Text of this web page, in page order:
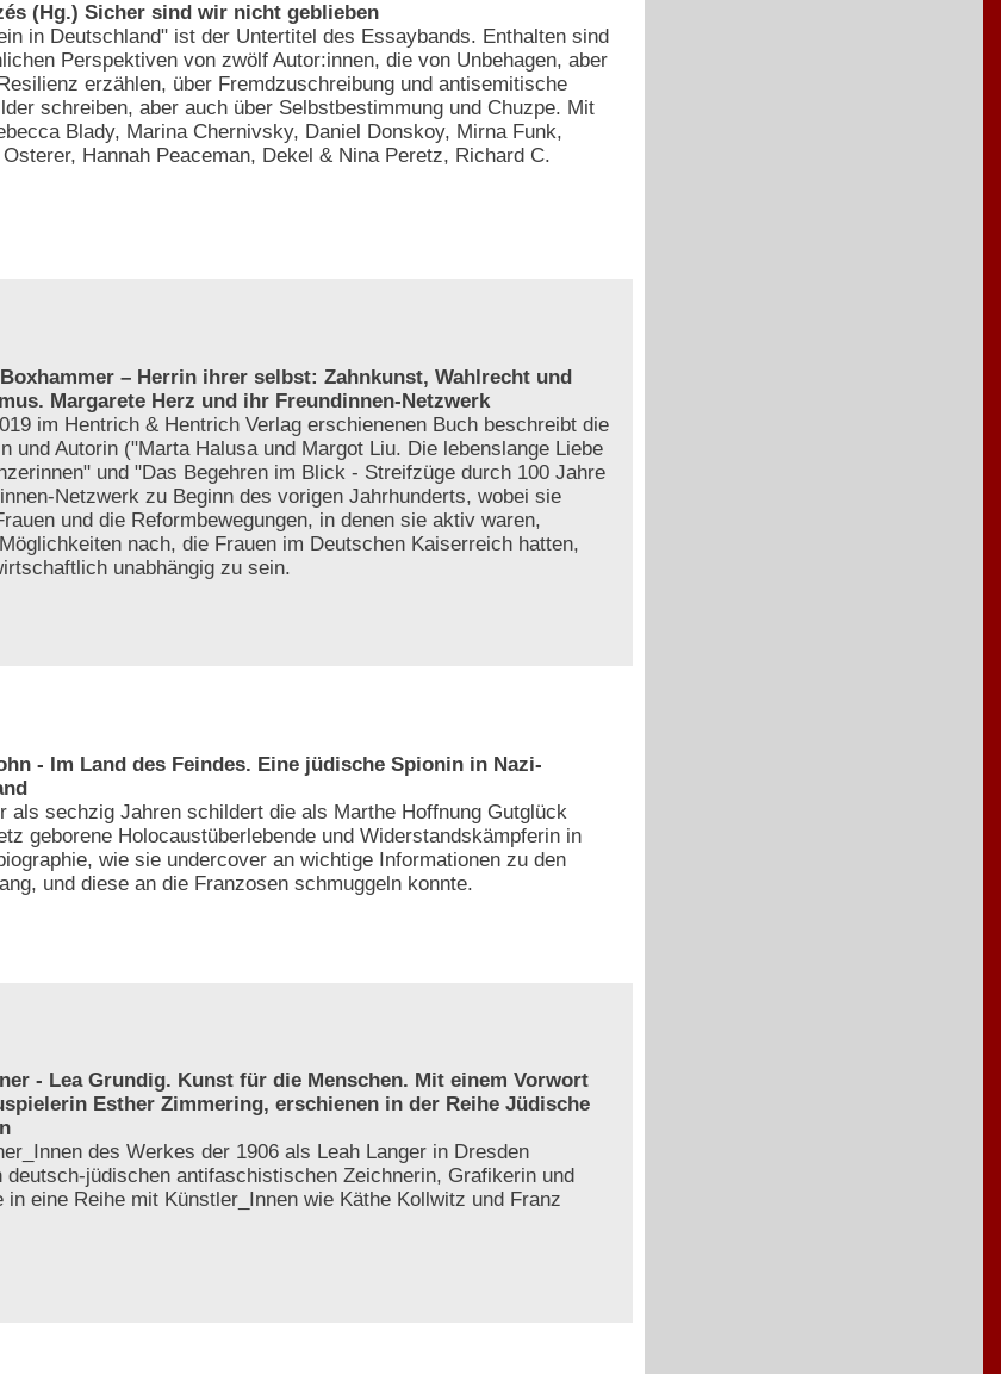
(Hg.) Sicher sind wir nicht geblieben
in Deutschland" ist der Untertitel des Essaybands. Enthalten sind
Perspektiven von zwölf Autor:innen, die von Unbehagen, aber
erzählen, über Fremdzuschreibung und antisemitische
schreiben, aber auch über Selbstbestimmung und Chuzpe. Mit
Blady, Marina Chernivsky, Daniel Donskoy, Mirna Funk,
Hannah Peaceman, Dekel & Nina Peretz, Richard C.
– Herrin ihrer selbst: Zahnkunst, Wahlrecht und
Margarete Herz und ihr Freundinnen-Netzwerk
im Hentrich & Hentrich Verlag erschienenen Buch beschreibt die
und Autorin ("Marta Halusa und Margot Liu. Die lebenslange Liebe
und "Das Begehren im Blick - Streifzüge durch 100 Jahre
Netzwerk zu Beginn des vorigen Jahrhunderts, wobei sie
und die Reformbewegungen, in denen sie aktiv waren,
nach, die Frauen im Deutschen Kaiserreich hatten,
unabhängig zu sein.
- Im Land des Feindes. Eine jüdische Spionin in Nazi-
als sechzig Jahren schildert die als Marthe Hoffnung Gutglück
geborene Holocaustüberlebende und Widerstandskämpferin in
wie sie undercover an wichtige Informationen zu den
und diese an die Franzosen schmuggeln konnte.
- Lea Grundig. Kunst für die Menschen. Mit einem Vorwort
Esther Zimmering, erschienen in der Reihe Jüdische
des Werkes der 1906 als Leah Langer in Dresden
deutsch-jüdischen antifaschistischen Zeichnerin, Grafikerin und
in eine Reihe mit Künstler_Innen wie Käthe Kollwitz und Franz